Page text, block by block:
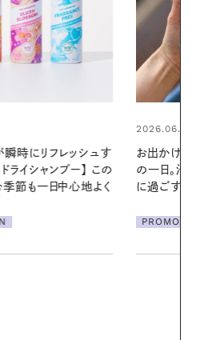
と手間で変わる、夏
季節を「ごきげん」
新習慣
2026.07.21
発・ベーリングの
リーとの重